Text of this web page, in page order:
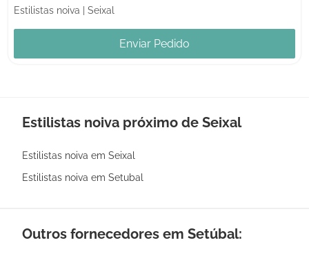
Estilistas noiva Seixal
Enviar Pedido
Estilistas noiva próximo de Seixal
Estilistas noiva em Seixal
Estilistas noiva em Setubal
Outros fornecedores em Setúbal: